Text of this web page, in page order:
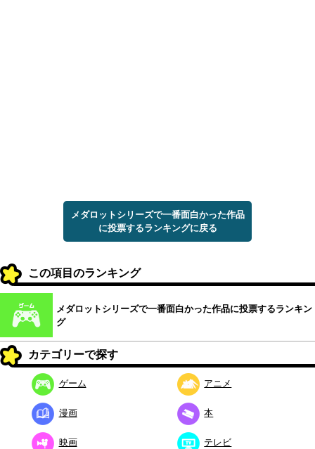
メダロットシリーズで一番面白かった作品
に投票するランキングに戻る
この項目のランキング
メダロットシリーズで一番面白かった作品に投票するランキン
グ
カテゴリーで探す
ゲーム アニメ
漫画 本
映画 テレビ